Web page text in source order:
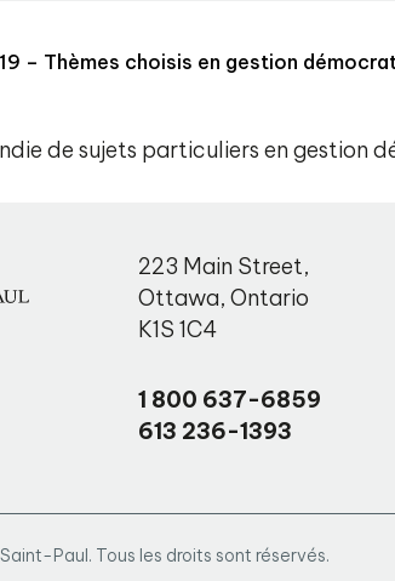
– Thèmes choisis en gestion
de sujets particuliers en gestion
223 Main Street,
Ottawa,Ontario
K1S 1C4
1 800 637-6859
613 236-1393
Paul. Tous les droits sont réservés.